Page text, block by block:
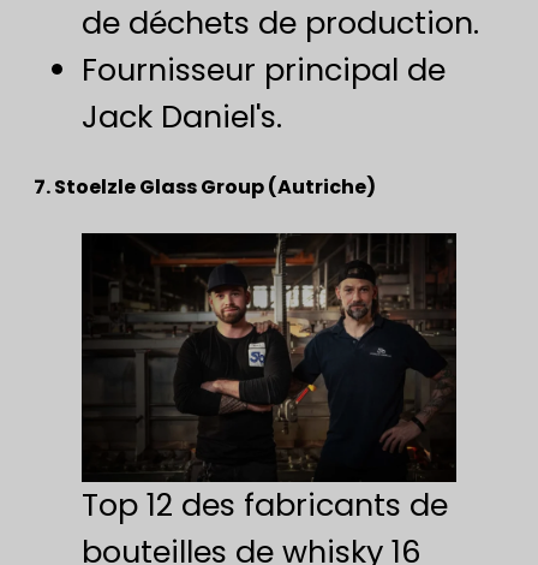
de déchets de production.
Fournisseur principal de
Jack Daniel's.
7. Stoelzle Glass Group (Autriche)
Top 12 des fabricants de
bouteilles de whisky 16